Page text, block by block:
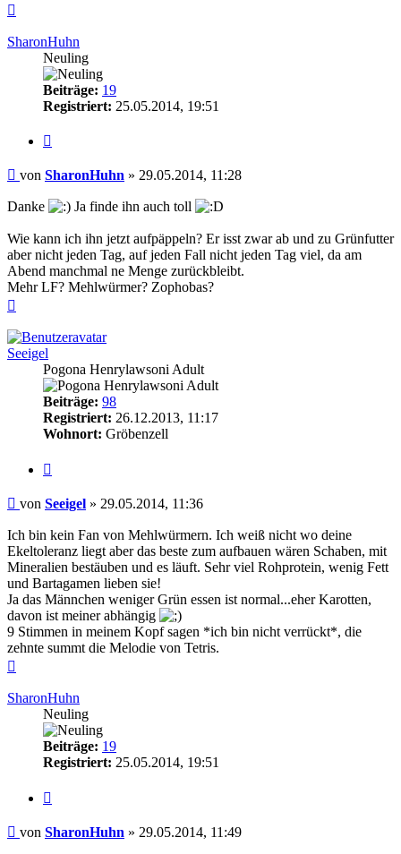
SharonHuhn
Neuling
Beiträge: 19
Registriert: 25.05.2014, 19:51
Beitrag
von SharonHuhn » 29.05.2014, 11:28
Danke Ja finde ihn auch toll
Wie kann ich ihn jetzt aufpäppeln? Er isst zwar ab und zu Grünfutter
aber nicht jeden Tag, auf jeden Fall nicht jeden Tag viel, da am
Abend manchmal ne Menge zurückbleibt.
Mehr LF? Mehlwürmer? Zophobas?
Seeigel
Pogona Henrylawsoni Adult
Beiträge: 98
Registriert: 26.12.2013, 11:17
Wohnort: Gröbenzell
Beitrag
von Seeigel » 29.05.2014, 11:36
Ich bin kein Fan von Mehlwürmern. Ich weiß nicht wo deine
Ekeltoleranz liegt aber das beste zum aufbauen wären Schaben, mit
Mineralien bestäuben und es läuft. Sehr viel Rohprotein, wenig Fett
und Bartagamen lieben sie!
Ja das Männchen weniger Grün essen ist normal...eher Karotten,
davon ist meiner abhängig
9 Stimmen in meinem Kopf sagen *ich bin nicht verrückt*, die
zehnte summt die Melodie von Tetris.
SharonHuhn
Neuling
Beiträge: 19
Registriert: 25.05.2014, 19:51
Beitrag
von SharonHuhn » 29.05.2014, 11:49